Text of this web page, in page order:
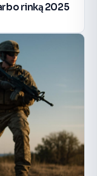
rinką 2025